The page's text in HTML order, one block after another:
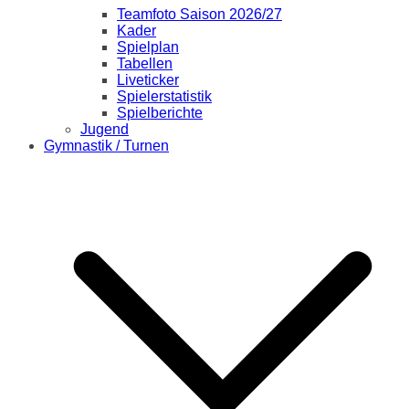
Teamfoto Saison 2026/27
Kader
Spielplan
Tabellen
Liveticker
Spielerstatistik
Spielberichte
Jugend
Gymnastik / Turnen